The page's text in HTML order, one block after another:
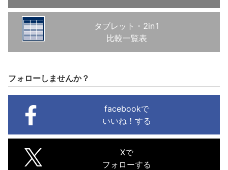
タブレット・2in1
比較一覧表
フォローしませんか？
facebookで
いいね！する
Xで
フォローする